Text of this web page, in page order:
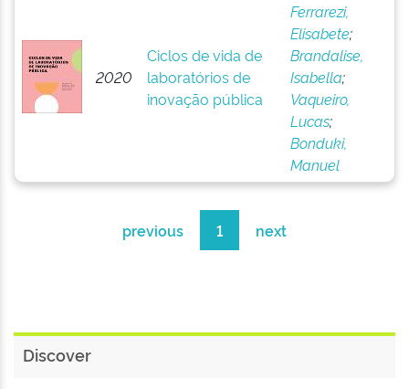
2020
Ciclos de vida de
laboratórios de
inovação pública
Ferrarezi,
Elisabete;
Brandalise,
Isabella;
Vaqueiro,
Lucas;
Bonduki,
Manuel
previous 1 next
Discover